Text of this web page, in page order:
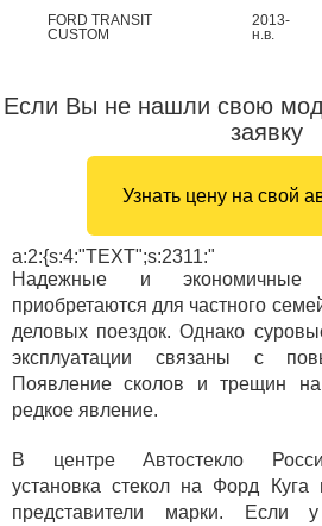
FORD TRANSIT
CUSTOM
2013-
н.в.
Если Вы не нашли свою
заявку
Узнать цену на свой
a:2:{s:4:"TEXT";s:2311:"
Надежные и экономичные
приобретаются для частного
деловых поездок. Однако
эксплуатации связаны с
Появление сколов и трещин
редкое явление.
В центре Автостекло
установка стекол на Форд Куга
представители марки. Если